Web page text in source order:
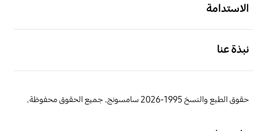
الاستدامة
نبذة عنا
حقوق الطبع والنسخ 1995-2026 سامسونج. جميع الحقوق محفوظة.